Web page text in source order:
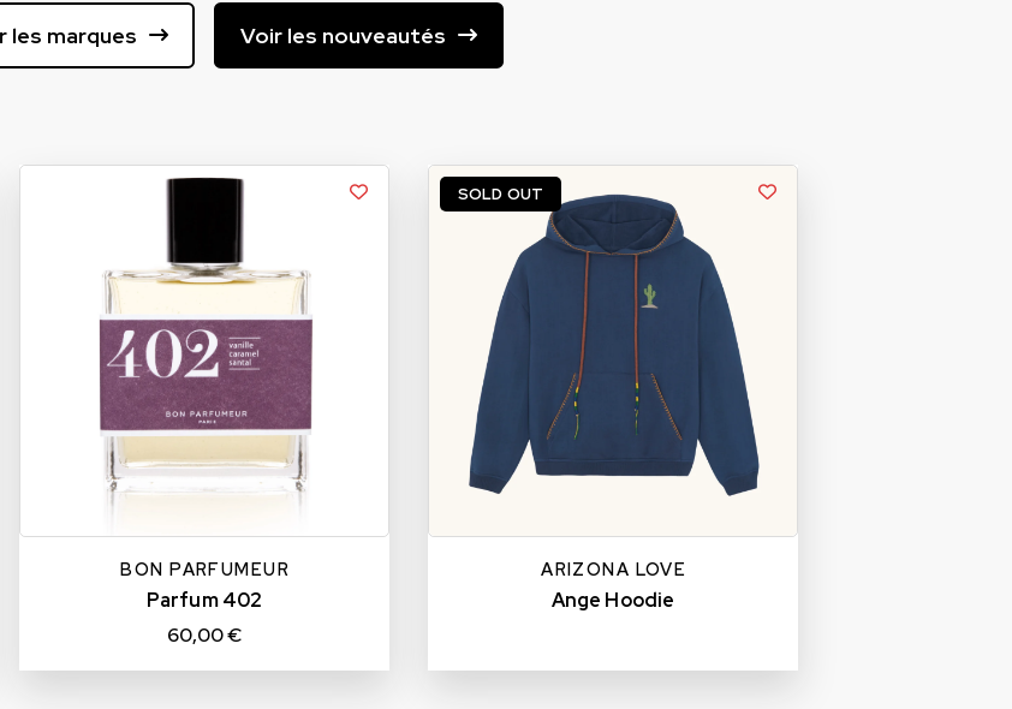
les marques Voir les nouveautés
BON PARFUMEUR
Parfum 402
60,00 €
ARIZONA LOVE
Ange Hoodie
SOLD OUT